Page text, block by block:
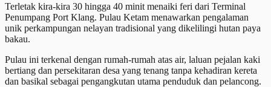
Terletak kira-kira 30 hingga 40 minit menaiki feri dari Terminal
Penumpang Port Klang. Pulau Ketam menawarkan pengalaman
unik perkampungan nelayan tradisional yang dikelilingi hutan paya
bakau.
Pulau ini terkenal dengan rumah-rumah atas air, laluan pejalan kaki
bertiang dan persekitaran desa yang tenang tanpa kehadiran kereta
dan basikal sebagai pengangkutan utama penduduk dan pelancong.